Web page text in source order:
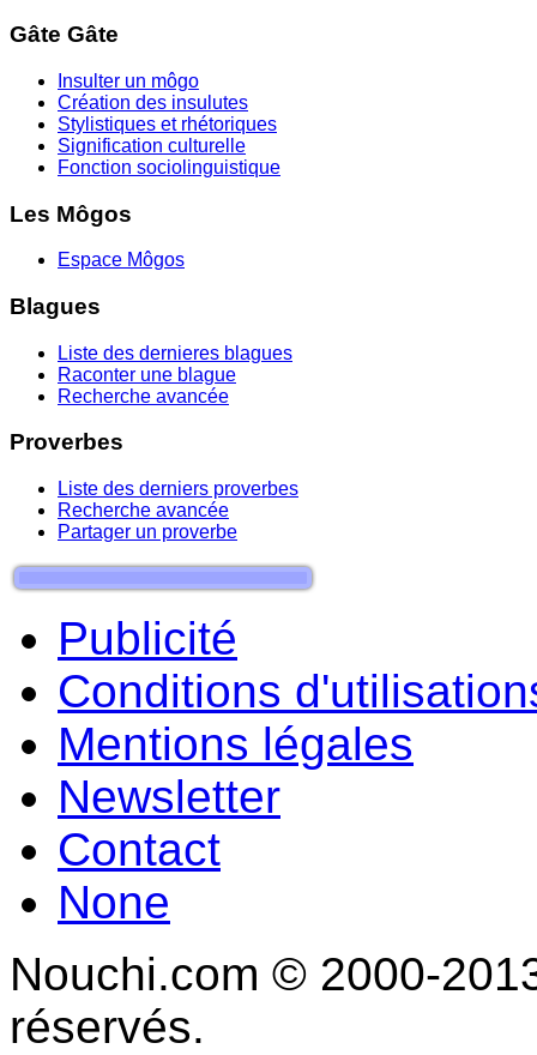
Gâte Gâte
Insulter un môgo
Création des insulutes
Stylistiques et rhétoriques
Signification culturelle
Fonction sociolinguistique
Les Môgos
Espace Môgos
Blagues
Liste des dernieres blagues
Raconter une blague
Recherche avancée
Proverbes
Liste des derniers proverbes
Recherche avancée
Partager un proverbe
Publicité
Conditions
Mentions légales
Newsletter
Contact
None
Nouchi.com © 2000-
réservés.